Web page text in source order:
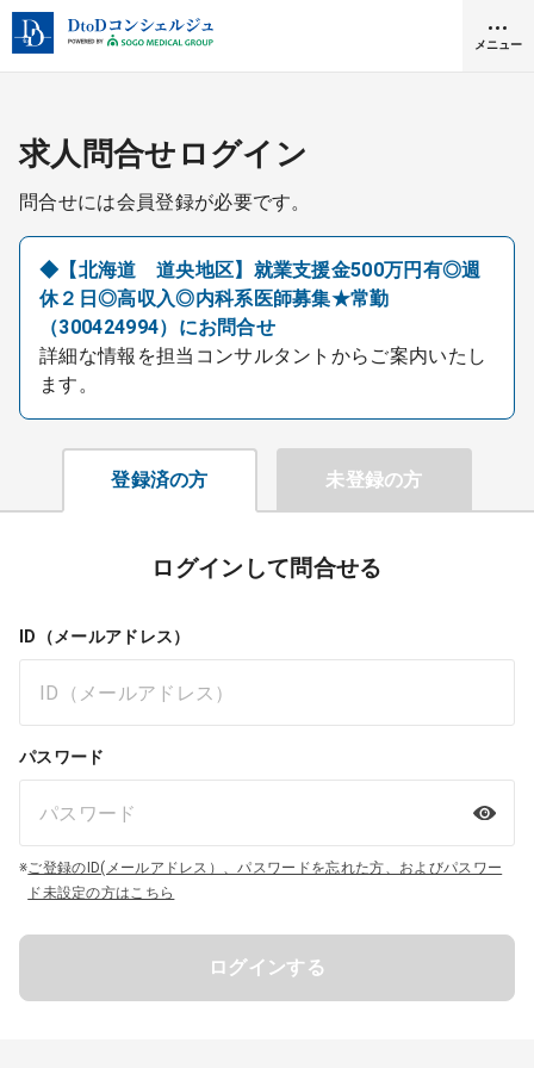
メニュー
クリニック開業
DtoDとは
お問合せ
医院の譲渡・売却をお考えの方
採用をお考えの医療機関の方
求人問合せログイン
問合せには会員登録が必要です。
◆【北海道 道央地区】就業支援金500万円有◎週
休２日◎高収入◎内科系医師募集★常勤
（300424994）にお問合せ
詳細な情報を担当コンサルタントからご案内いたし
ます。
登録済の方 未登録の方
ログインして問合せる
ID（メールアドレス）
パスワード
※ご登録のID(メールアドレス）、パスワードを忘れた方、およびパスワー
ド未設定の方はこちら
ログインする